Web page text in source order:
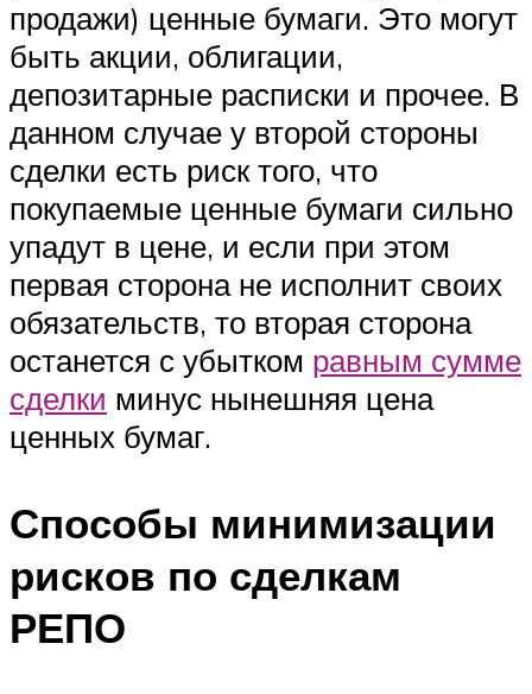
продажи) ценные бумаги. Это могут
быть акции, облигации,
депозитарные расписки и прочее. В
данном случае у второй стороны
сделки есть риск того, что
покупаемые ценные бумаги сильно
упадут в цене, и если при этом
первая сторона не исполнит своих
обязательств, то вторая сторона
останется с убытком равным сумме
сделки минус нынешняя цена
ценных бумаг.
Способы минимизации
рисков по сделкам
РЕПО